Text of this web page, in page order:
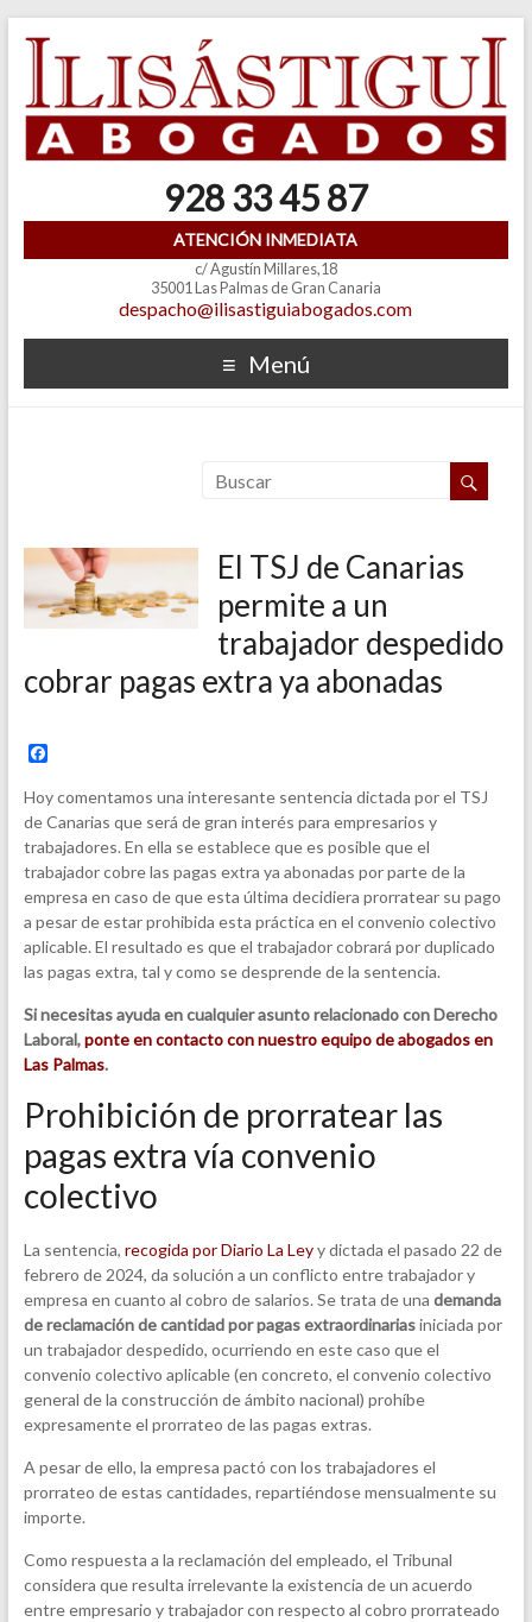
928 33 45 87
ATENCIÓN INMEDIATA
c/ Agustín Millares,18
35001 Las Palmas de Gran Canaria
despacho@ilisastiguiabogados.com
Menú
El TSJ de Canarias
permite a un
trabajador despedido
cobrar pagas extra ya abonadas
F
c
e
b
o
o
k
Hoy comentamos una interesante sentencia dictada por el TSJ
de Canarias que será de gran interés para empresarios y
trabajadores. En ella se establece que es posible que el
trabajador cobre las pagas extra ya abonadas por parte de la
empresa en caso de que esta última decidiera prorratear su pago
a pesar de estar prohibida esta práctica en el convenio colectivo
aplicable. El resultado es que el trabajador cobrará por duplicado
las pagas extra, tal y como se desprende de la sentencia.
Si necesitas ayuda en cualquier asunto relacionado con Derecho
Laboral,ponte en contacto con nuestro equipo de abogados en
Las Palmas.
Prohibición de prorratear las
pagas extra vía convenio
colectivo
La sentencia, recogida por Diario La Leyy dictada el pasado 22 de
febrero de 2024, da solución a un conflicto entre trabajador y
empresa en cuanto al cobro de salarios. Se trata de una demanda
de reclamación de cantidad por pagas extraordinariasiniciada por
un trabajador despedido, ocurriendo en este caso que el
convenio colectivo aplicable (en concreto, el convenio colectivo
general de la construcción de ámbito nacional) prohíbe
expresamente el prorrateo de las pagas extras.
A pesar de ello, la empresa pactó con los trabajadores el
prorrateo de estas cantidades, repartiéndose mensualmente su
importe.
Como respuesta a la reclamación del empleado, el Tribunal
considera que resulta irrelevante la existencia de un acuerdo
entre empresario y trabajador con respecto al cobro prorrateado